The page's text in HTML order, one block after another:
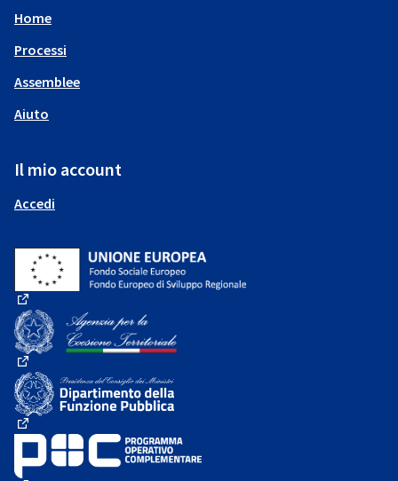
Home
Processi
Assemblee
Aiuto
Il mio account
Accedi
(Collegamento esterno)
(Collegamento esterno)
(Collegamento esterno)